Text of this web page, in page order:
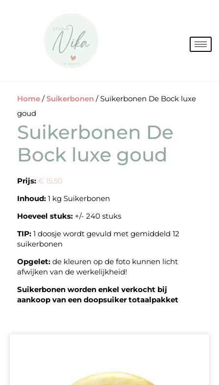
Home /Suikerbonen / Suikerbonen De Bock luxe
goud
Suikerbonen De
Bock luxe goud
Prijs: € 15,50
Inhoud: 1 kg Suikerbonen
Hoeveel stuks: +/- 240 stuks
TIP: 1 doosje wordt gevuld met gemiddeld 12
suikerbonen
Opgelet: de kleuren op de foto kunnen licht
afwijken van de werkelijkheid!
Suikerbonen worden enkel verkocht bij
aankoop van een doopsuiker totaalpakket